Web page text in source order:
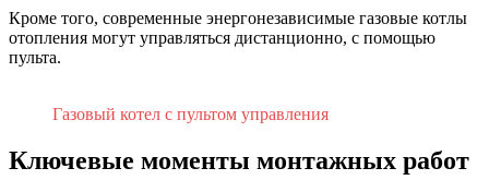
Кроме того, современные энергонезависимые газовые котлы
отопления могут управляться дистанционно, с помощью
пульта.
Газовый котел с пультом управления
Ключевые моменты монтажных работ